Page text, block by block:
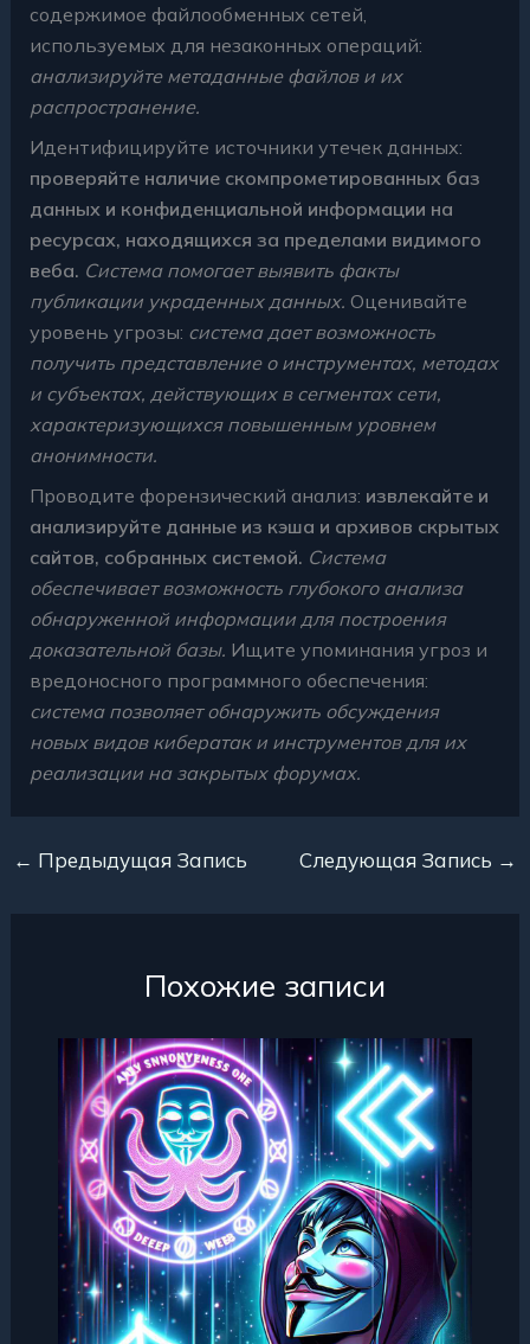
содержимое файлообменных сетей,
используемых для незаконных операций:
анализируйте метаданные файлов и их
распространение.
Идентифицируйте источники утечек данных:
проверяйте наличие скомпрометированных баз
данных и конфиденциальной информации на
ресурсах, находящихся за пределами видимого
веба. Система помогает выявить факты
публикации украденных данных. Оценивайте
уровень угрозы: система дает возможность
получить представление о инструментах, методах
и субъектах, действующих в сегментах сети,
характеризующихся повышенным уровнем
анонимности.
Проводите форензический анализ: извлекайте и
анализируйте данные из кэша и архивов скрытых
сайтов, собранных системой. Система
обеспечивает возможность глубокого анализа
обнаруженной информации для построения
доказательной базы. Ищите упоминания угроз и
вредоносного программного обеспечения:
система позволяет обнаружить обсуждения
новых видов кибератак и инструментов для их
реализации на закрытых форумах.
← Предыдущая Запись Следующая Запись →
Похожие записи